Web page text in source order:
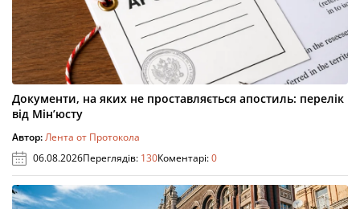
Документи, на яких не проставляється апостиль: перелік
від Мін’юсту
Автор:Лента от Протокола
06.08.2026Переглядів: 130Коментарі:0